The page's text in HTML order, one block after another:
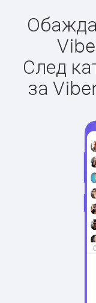
След
за